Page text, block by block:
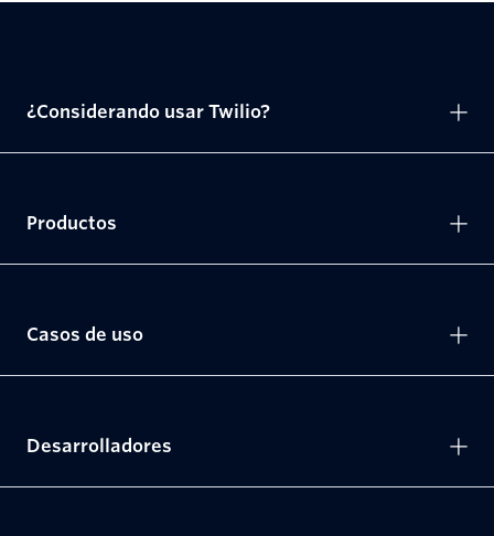
¿Considerando usar Twilio?
Productos
Casos de uso
Desarrolladores